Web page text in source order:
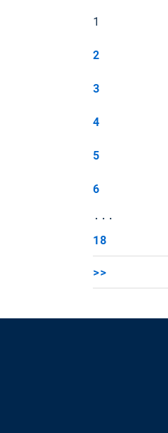
1
2
3
4
5
6
...
18
>>